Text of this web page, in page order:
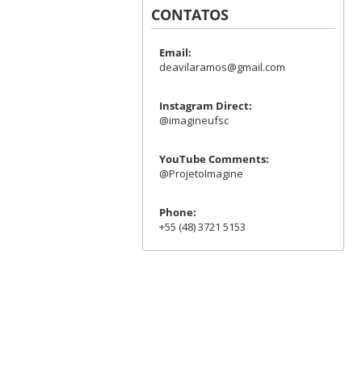
CONTATOS
Email:
deavilaramos@gmail.com
Instagram Direct:
@imagineufsc
YouTube Comments:
@ProjetoImagine
Phone:
+55 (48) 3721 5153